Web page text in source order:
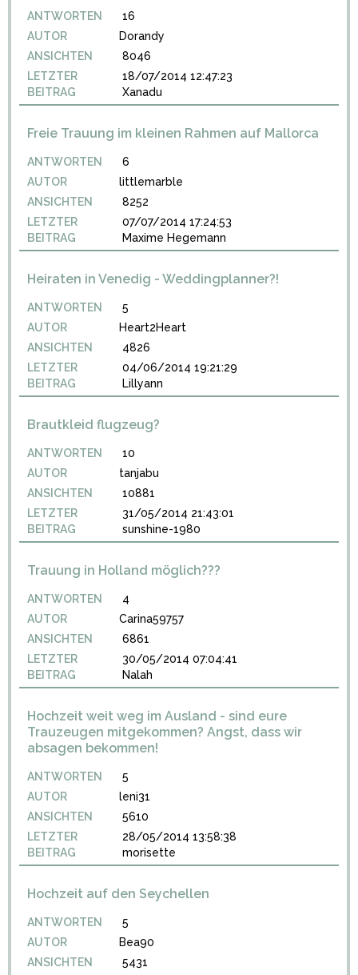
ANTWORTEN
16
AUTOR
Dorandy
ANSICHTEN
8046
LETZTER
BEITRAG
18/07/2014 12:47:23
Xanadu
Freie Trauung im kleinen Rahmen auf Mallorca
ANTWORTEN
6
AUTOR
littlemarble
ANSICHTEN
8252
LETZTER
BEITRAG
07/07/2014 17:24:53
Maxime Hegemann
Heiraten in Venedig - Weddingplanner?!
ANTWORTEN
5
AUTOR
Heart2Heart
ANSICHTEN
4826
LETZTER
BEITRAG
04/06/2014 19:21:29
Lillyann
Brautkleid flugzeug?
ANTWORTEN
10
AUTOR
tanjabu
ANSICHTEN
10881
LETZTER
BEITRAG
31/05/2014 21:43:01
sunshine-1980
Trauung in Holland möglich???
ANTWORTEN
4
AUTOR
Carina59757
ANSICHTEN
6861
LETZTER
BEITRAG
30/05/2014 07:04:41
Nalah
Hochzeit weit weg im Ausland - sind eure
Trauzeugen mitgekommen? Angst, dass wir
absagen bekommen!
ANTWORTEN
5
AUTOR
leni31
ANSICHTEN
5610
LETZTER
BEITRAG
28/05/2014 13:58:38
morisette
Hochzeit auf den Seychellen
ANTWORTEN
5
AUTOR
Bea90
ANSICHTEN
5431